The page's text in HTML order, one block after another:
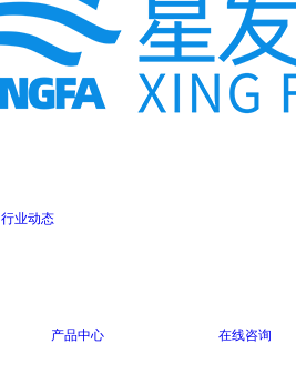
行业动态
产品中心 在线咨询